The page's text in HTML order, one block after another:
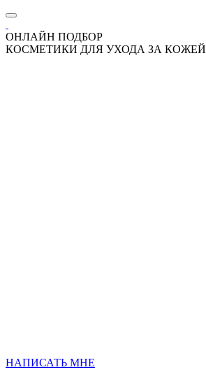
ОНЛАЙН ПОДБОР
КОСМЕТИКИ ДЛЯ УХОДА ЗА КОЖЕЙ
НАПИСАТЬ МНЕ